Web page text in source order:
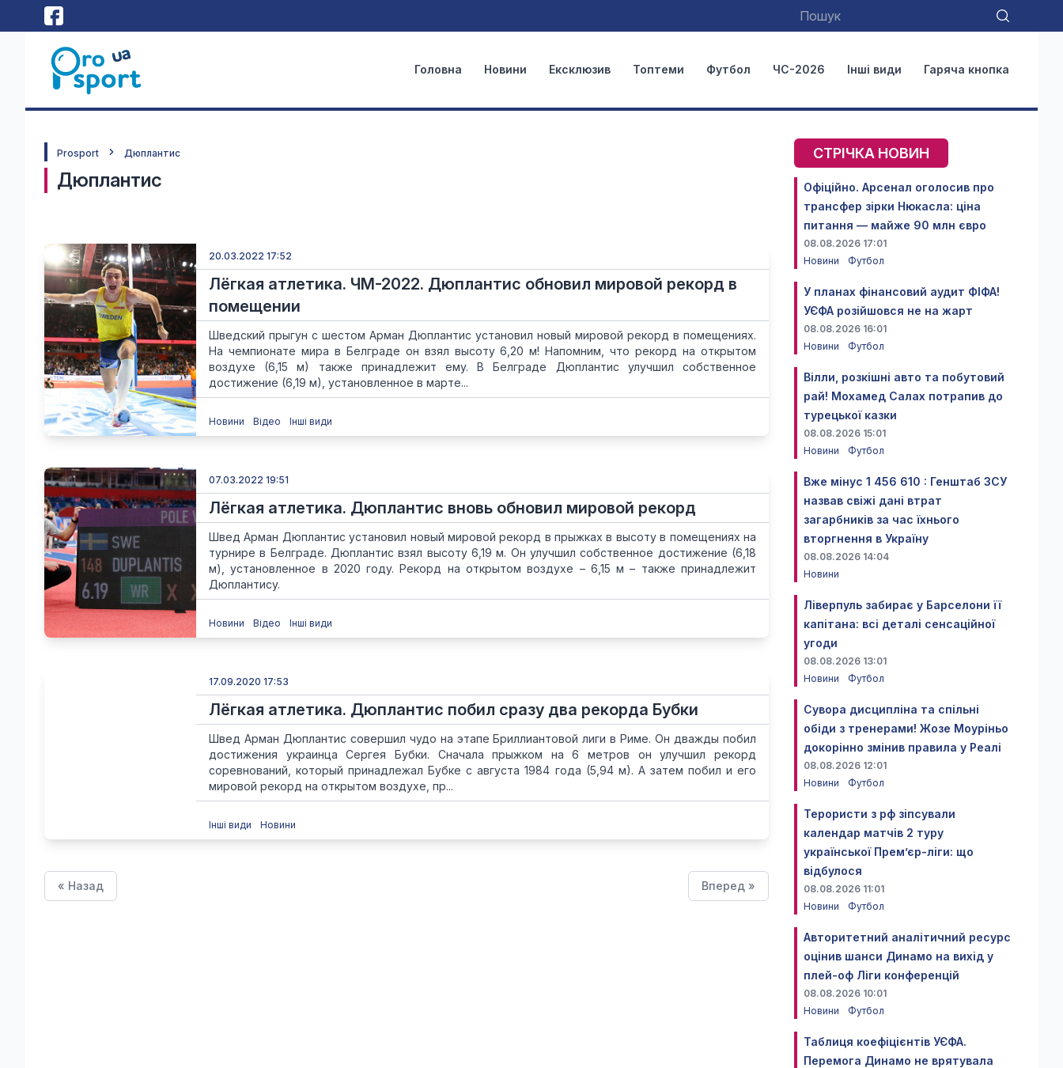
Головна Новини Ексклюзив Топтеми Футбол ЧС-2026 Інші види Гаряча кнопка
Prosport Дюплантис
Дюплантис
20.03.2022 17:52
Лёгкая атлетика. ЧМ-2022. Дюплантис обновил мировой рекорд в
помещении
Шведский прыгун с шестом Арман Дюплантис установил новый мировой рекорд в помещениях.
На чемпионате мира в Белграде он взял высоту 6,20 м! Напомним, что рекорд на открытом
воздухе (6,15 м) также принадлежит ему. В Белграде Дюплантис улучшил собственное
достижение (6,19 м), установленное в марте...
Новини Відео Інші види
07.03.2022 19:51
Лёгкая атлетика. Дюплантис вновь обновил мировой рекорд
Швед Арман Дюплантис установил новый мировой рекорд в прыжках в высоту в помещениях на
турнире в Белграде. Дюплантис взял высоту 6,19 м. Он улучшил собственное достижение (6,18
м), установленное в 2020 году. Рекорд на открытом воздухе – 6,15 м – также принадлежит
Дюплантису.
Новини Відео Інші види
17.09.2020 17:53
Лёгкая атлетика. Дюплантис побил сразу два рекорда Бубки
Швед Арман Дюплантис совершил чудо на этапе Бриллиантовой лиги в Риме. Он дважды побил
достижения украинца Сергея Бубки. Сначала прыжком на 6 метров он улучшил рекорд
соревнований, который принадлежал Бубке с августа 1984 года (5,94 м). А затем побил и его
мировой рекорд на открытом воздухе, пр...
Інші види Новини
« Назад Вперед »
СТРІЧКА НОВИН
Офіційно. Арсенал оголосив про
трансфер зірки Нюкасла: ціна
питання — майже 90 млн євро
08.08.2026 17:01
Новини
Футбол
У планах фінансовий аудит ФІФА!
УЄФА розійшовся не на жарт
08.08.2026 16:01
Новини
Футбол
Вілли, розкішні авто та побутовий
рай! Мохамед Салах потрапив до
турецької казки
08.08.2026 15:01
Новини
Футбол
Вже мінус 1 456 610 : Генштаб ЗСУ
назвав свіжі дані втрат
загарбників за час їхнього
вторгнення в Україну
08.08.2026 14:04
Новини
Ліверпуль забирає у Барселони її
капітана: всі деталі сенсаційної
угоди
08.08.2026 13:01
Новини
Футбол
Сувора дисципліна та спільні
обіди з тренерами! Жозе Моуріньо
докорінно змінив правила у Реалі
08.08.2026 12:01
Новини
Футбол
Терористи з рф зіпсували
календар матчів 2 туру
української Прем’єр-ліги: що
відбулося
08.08.2026 11:01
Новини
Футбол
Авторитетний аналітичний ресурс
оцінив шанси Динамо на вихід у
плей-оф Ліги конференцій
08.08.2026 10:01
Новини
Футбол
Таблиця коефіцієнтів УЄФА.
Перемога Динамо не врятувала